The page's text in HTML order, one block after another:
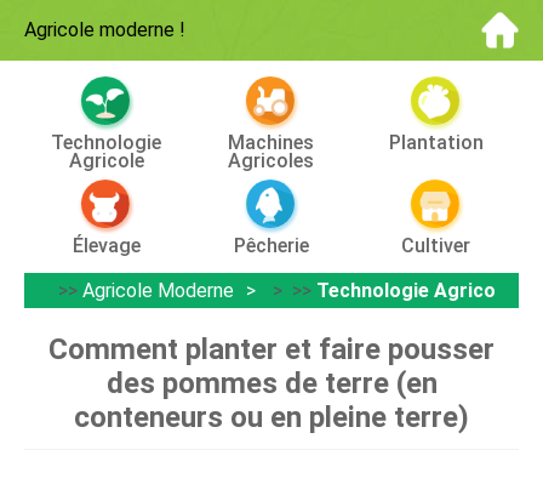
Agricole moderne !
Technologie
Agricole
Machines
Agricoles
Plantation
Élevage Pêcherie
Cultiver
>> Agricole Moderne > >> Technologie Agricole
Comment planter et faire pousser
des pommes de terre (en
conteneurs ou en pleine terre)